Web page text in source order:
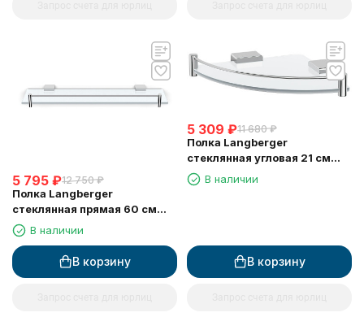
5 795 ₽12 750 ₽
Полка Langberger
стеклянная прямая 60 см
11351EВ наличии
В корзину
5 309 ₽11 680 ₽
Полка Langberger
стеклянная угловая 21 см
11351FВ наличии
В корзину